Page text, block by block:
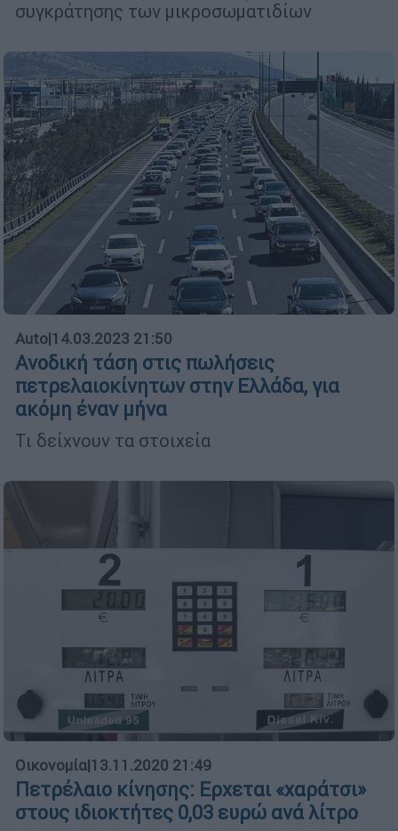
συγκράτησης των μικροσωματιδίων
Auto|14.03.2023 21:50
Ανοδική τάση στις πωλήσεις
πετρελαιοκίνητων στην Ελλάδα, για
ακόμη έναν μήνα
Τι δείχνουν τα στοιχεία
Οικονομία|13.11.2020 21:49
Πετρέλαιο κίνησης: Ερχεται «χαράτσι»
στους ιδιοκτήτες 0,03 ευρώ ανά λίτρο